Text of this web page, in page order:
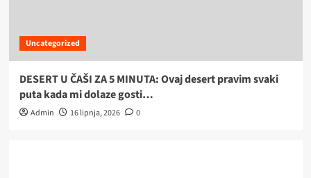
Uncategorized
DESERT U ČAŠI ZA 5 MINUTA: Ovaj desert pravim svaki
puta kada mi dolaze gosti…
Admin 16 lipnja, 2026 0